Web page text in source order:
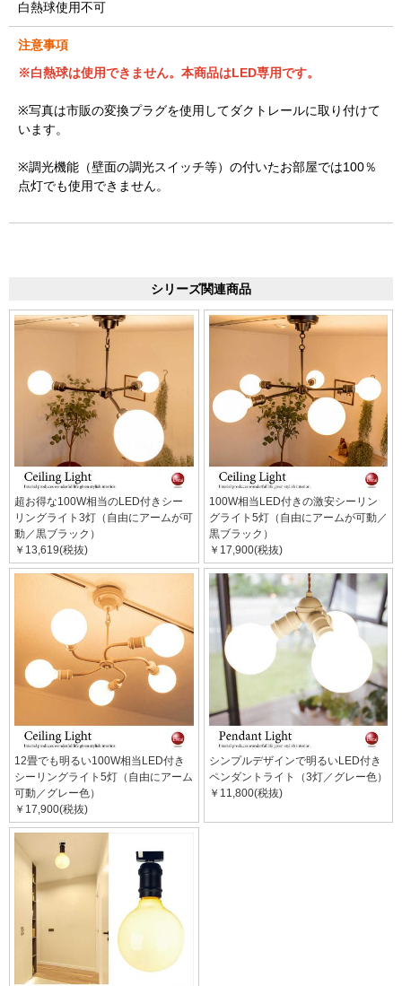
白熱球使用不可
注意事項
※白熱球は使用できません。本商品はLED専用です。
※写真は市販の変換プラグを使用してダクトレールに取り付けて
います。
※調光機能（壁面の調光スイッチ等）の付いたお部屋では100％
点灯でも使用できません。
シリーズ関連商品
超お得な100W相当のLED付きシー
リングライト3灯（自由にアームが可
動／黒ブラック）
￥13,619(税抜)
100W相当LED付きの激安シーリン
グライト5灯（自由にアームが可動／
黒ブラック）
￥17,900(税抜)
12畳でも明るい100W相当LED付き
シーリングライト5灯（自由にアーム
可動／グレー色）
￥17,900(税抜)
シンプルデザインで明るいLED付き
ペンダントライト（3灯／グレー色）
￥11,800(税抜)